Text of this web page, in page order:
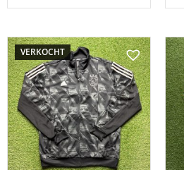
VERKOCHT